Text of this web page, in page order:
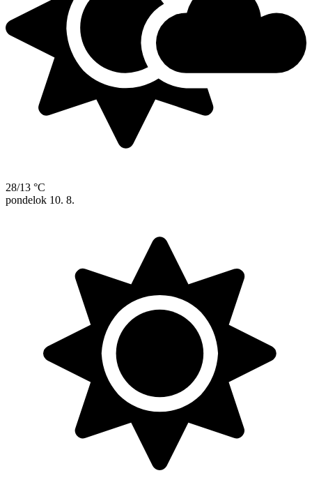
28/13 °C
pondelok 10. 8.